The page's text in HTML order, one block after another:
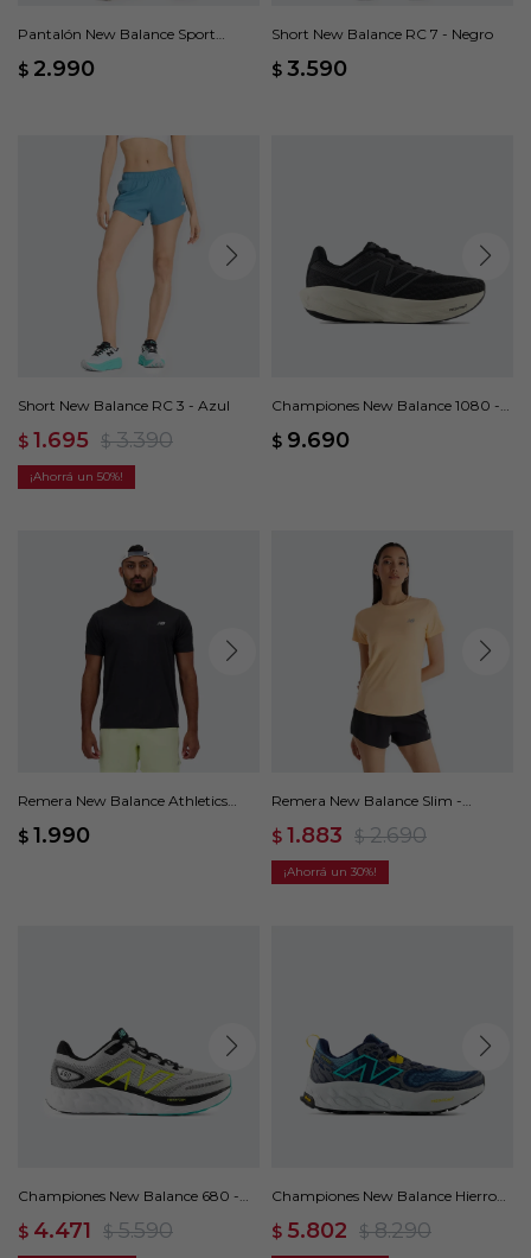
Pantalón New Balance Sport
$ 2.990
Short New Balance RC 7 - Negro
$ 3.590
Short New Balance RC 3 - Azul
$ 1.695 $ 3.390
50
Championes New Balance 1080 -
$ 9.690
Remera New Balance Athletics
$ 1.990
Remera New Balance Slim -
$ 1.883 $ 2.690
30
Championes New Balance 680 -
$ 4.471 $ 5.590
Championes New Balance Hierro
$ 5.802 $ 8.290